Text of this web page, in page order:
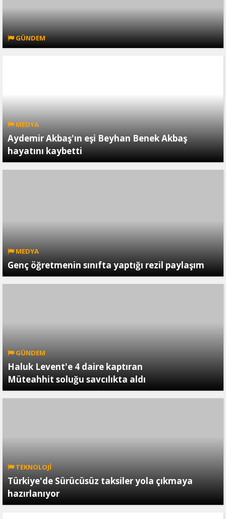
GÜNDEM
MEDYA
Aydemir Akbaş'ın eşi Beyhan Benek Akbaş
hayatını kaybetti
MEDYA
Genç öğretmenin sınıfta yaptığı rezil paylaşım
GÜNDEM
Haluk Levent'e 4 daire kaptıran
Müteahhit soluğu savcılıkta aldı
TEKNOLOJİ
Türkiye'de Sürücüsüz taksiler yola çıkmaya
hazırlanıyor